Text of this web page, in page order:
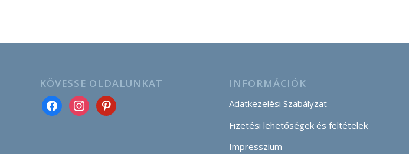
KÖVESSE OLDALUNKAT INFORMÁCIÓK
Adatkezelési Szabályzat
Fizetési lehetőségek és feltételek
Impresszium